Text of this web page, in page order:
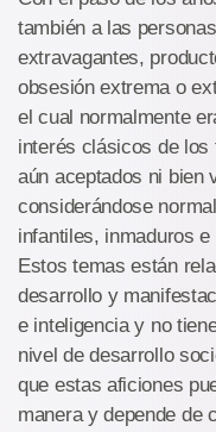
también a las
extravagantes,
obsesión extrema o
el cual normalmente
interés clásicos de
aún aceptados ni bien
considerándose
infantiles, inmaduros
Estos temas están
desarrollo y
e inteligencia y no
nivel de desarrollo
que estas aficiones
manera y depende de